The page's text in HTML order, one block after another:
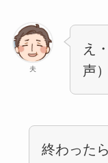
夫
え
声）
終わった